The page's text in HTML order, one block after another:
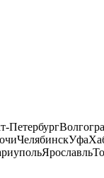
Петербург
ЧелябинскУфа
Ярославль